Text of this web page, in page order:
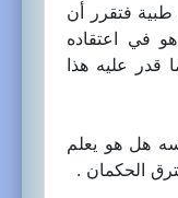
طبية فتقرر أن
في اعتقاده
عليه هذا
هل هو يعلم
الحكمان .